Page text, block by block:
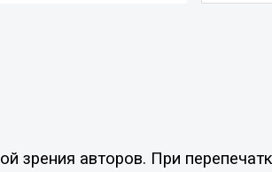
зрения авторов. При